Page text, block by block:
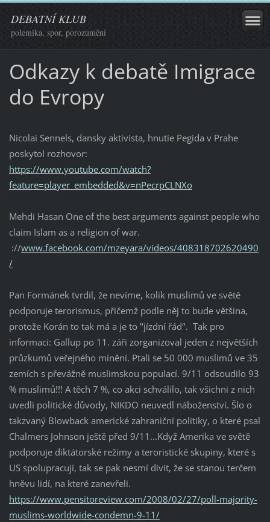
DEBATNÍ KLUB
polemika, spor, porozumění
Odkazy k debatě Imigrace
do Evropy
Nicolai Sennels, dansky aktivista, hnutie Pegida v Prahe
poskytol rozhovor:
https://www.youtube.com/watch?
feature=player_embedded&v=nPecrpCLNXo
Mehdi Hasan One of the best arguments against people who
claim Islam as a religion of war.
://www.facebook.com/mzeyara/videos/408318702620490
/
Pan Formánek tvrdil, že nevíme, kolik muslimů ve světě
podporuje terorismus, přičemž podle něj to bude většina,
protože Korán to tak má a je to "jízdní řád". Tak pro
informaci: Gallup po 11. záři zorganizoval jeden z největších
průzkumů veřejného mínění. Ptali se 50 000 muslimů ve 35
zemích s převážně muslimskou populací. 9/11 odsoudilo 93
% muslimů!!! A těch 7 %, co akci schválilo, tak všichni z nich
uvedli politické důvody, NIKDO neuvedl náboženství. Šlo o
takzvaný Blowback americké zahraniční politiky, o které psal
Chalmers Johnson ještě před 9/11...Když Amerika ve světě
podporuje diktátorské režimy a teroristické skupiny, které s
US spolupracují, tak se pak nesmí divit, že se stanou terčem
hněvu lidí, na které zanevřeli.
https://www.pensitoreview.com/2008/02/27/poll-majority-
muslims-worldwide-condemn-9-11/